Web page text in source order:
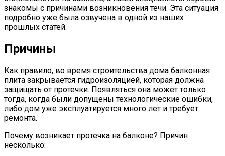
знакомы с причинами возникновения течи. Эта ситуация
подробно уже была озвучена в одной из наших
прошлых статей.
Причины
Как правило, во время строительства дома балконная
плита закрывается гидроизоляцией, которая должна
защищать от протечки. Появляться она может только
тогда, когда были допущены технологические ошибки,
либо дом уже эксплуатируется много лет и требует
ремонта.
Почему возникает протечка на балконе? Причин
несколько: